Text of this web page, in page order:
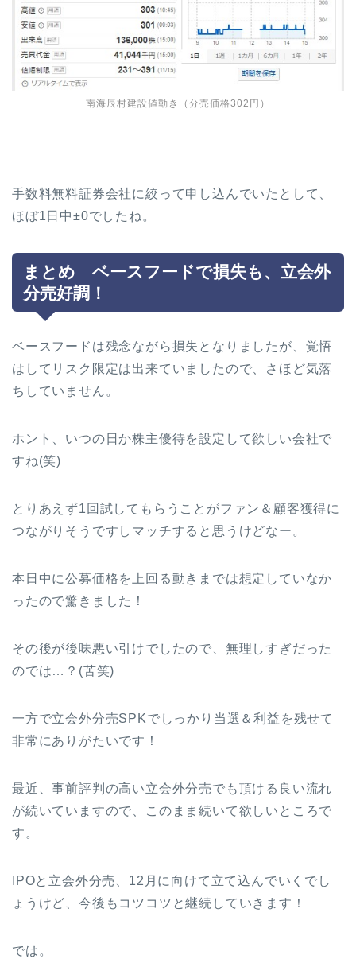
南海辰村建設値動き（分売価格302円）
手数料無料証券会社に絞って申し込んでいたとして、
ほぼ1日中±0でしたね。
まとめ ベースフードで損失も、立会外
分売好調！
ベースフードは残念ながら損失となりましたが、覚悟
はしてリスク限定は出来ていましたので、さほど気落
ちしていません。
ホント、いつの日か株主優待を設定して欲しい会社で
すね(笑)
とりあえず1回試してもらうことがファン＆顧客獲得に
つながりそうですしマッチすると思うけどなー。
本日中に公募価格を上回る動きまでは想定していなか
ったので驚きました！
その後が後味悪い引けでしたので、無理しすぎだった
のでは…？(苦笑)
一方で立会外分売SPKでしっかり当選＆利益を残せて
非常にありがたいです！
最近、事前評判の高い立会外分売でも頂ける良い流れ
が続いていますので、このまま続いて欲しいところで
す。
IPOと立会外分売、12月に向けて立て込んでいくでし
ょうけど、今後もコツコツと継続していきます！
では。